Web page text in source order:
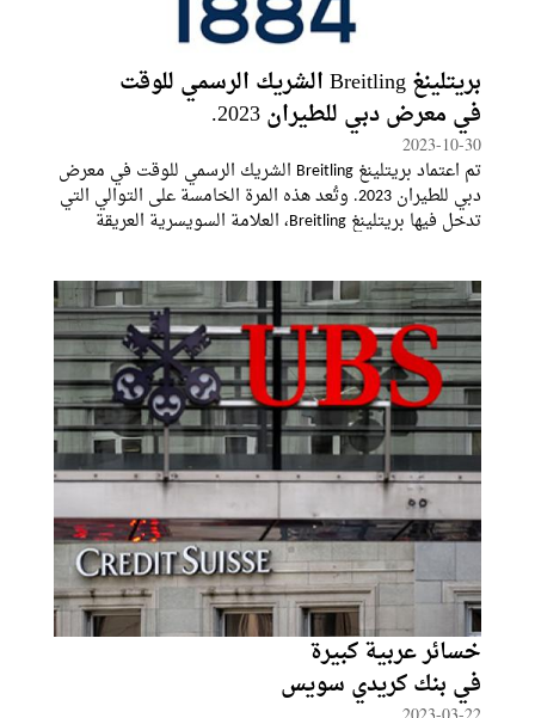
بريتلينغ Breitling الشريك الرسمي للوقت
في معرض دبي للطيران 2023.
2023-10-30
تم اعتماد بريتلينغ Breitling الشريك الرسمي للوقت في معرض
دبي للطيران 2023. وتُعد هذه المرة الخامسة على التوالي التي
تدخل فيها بريتلينغ Breitling، العلامة السويسرية العريقة
خسائر عربية كبيرة
في بنك كريدي سويس